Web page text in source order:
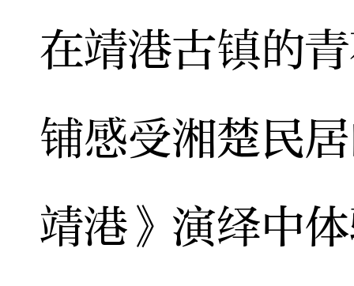
在靖港古镇的
铺感受湘楚民
靖港》演绎中